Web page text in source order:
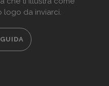
logo da inviarci.